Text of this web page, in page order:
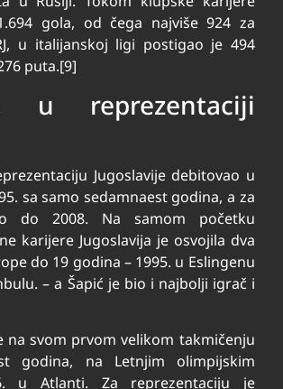
gola, od čega najviše 924 za
u italijanskoj ligi postigao je 494
puta.[9]
u reprezentaciji
Jugoslavije debitovao u
sa samo sedamnaest godina, a za
do 2008. Na samom početku
karijere Jugoslavija je osvojila dva
do 19 godina – 1995. u Eslingenu
– a Šapić je bio i najbolji igrač i
na svom prvom velikom takmičenju
godina, na Letnjim olimpijskim
u Atlanti. Za reprezentaciju je